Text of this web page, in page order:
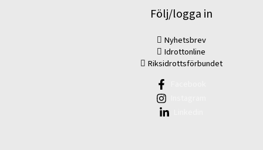
Följ/logga in
Nyhetsbrev
Idrottonline
Riksidrottsförbundet